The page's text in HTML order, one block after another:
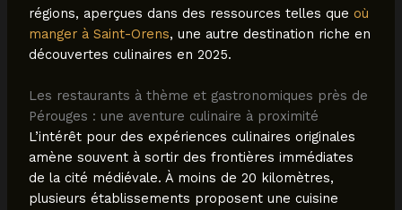
régions, aperçues dans des ressources telles que où
manger à Saint-Orens, une autre destination riche en
découvertes culinaires en 2025.
Les restaurants à thème et gastronomiques près de
Pérouges : une aventure culinaire à proximité
L’intérêt pour des expériences culinaires originales
amène souvent à sortir des frontières immédiates
de la cité médiévale. À moins de 20 kilomètres,
plusieurs établissements proposent une cuisine